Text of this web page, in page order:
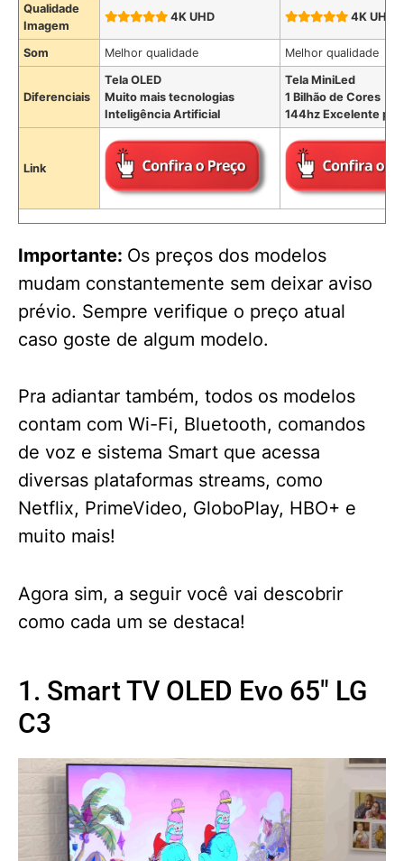
Qualidade
Imagem
4K UHD 4K UHD
Som Melhor qualidade Melhor qualidade
Diferenciais
Tela OLED
Muito mais tecnologias
Inteligência Artificial
Tela MiniLed
1 Bilhão de Cores
144hz Excelente pra
Link
Importante: Os preços dos modelos
mudam constantemente sem deixar aviso
prévio. Sempre verifique o preço atual
caso goste de algum modelo.
Pra adiantar também, todos os modelos
contam com Wi-Fi, Bluetooth, comandos
de voz e sistema Smart que acessa
diversas plataformas streams, como
Netflix, PrimeVideo, GloboPlay, HBO+ e
muito mais!
Agora sim, a seguir você vai descobrir
como cada um se destaca!
1. Smart TV OLED Evo 65" LG
C3